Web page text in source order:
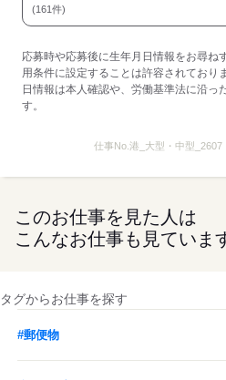
(161件)
応募時や応募後に生年月日情報をお尋ね
用条件に設定することは許容されており
日情報は本人確認や、労働基準法に沿っ
す。
仕事No.港_大型・中型_2607
このお仕事を見た人は
こんなお仕事も見ていま
タグからお仕事を探す
#郵便物